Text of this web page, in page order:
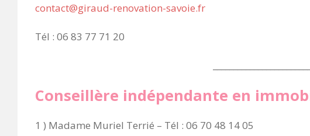
contact@giraud-renovation-savoie.fr
Tél : 06 83 77 71 20
Conseillère indépendante en
1 ) Madame Muriel Terrié – Tél : 06 70 48 14 05